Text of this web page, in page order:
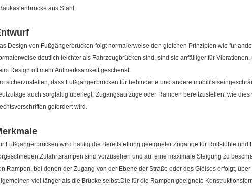
aus Stahl
Design von Fußgängerbrücken folgt normalerweise den gleichen Prinzipien wie für
deutlich leichter als Fahrzeugbrücken sind, sind sie anfälliger für
Design oft mehr Aufmerksamkeit geschenkt.
sicherzustellen, dass Fußgängerbrücken für behinderte und andere
auch sorgfältig überlegt, Zugangsaufzüge oder Rampen bereitzustellen, wie
gefordert wird.
Fußgängerbrücken wird häufig die Bereitstellung geeigneter Zugänge für Rollstühle und
sind vorzusehen und auf eine maximale Steigung zu
Rampen, bei denen der Zugang von der Ebene der Straße oder des Gleises erfolgt,
viel länger als die Brücke selbst.Die für die Rampen geeignete